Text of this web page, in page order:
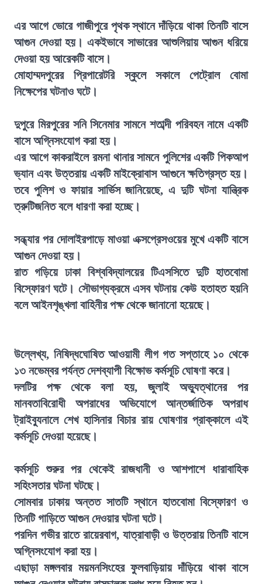
এর আগে ভোরে গাজীপুরে পৃথক স্থানে দাঁড়িয়ে থাকা তিনটি বাসে
আগুন দেওয়া হয়। একইভাবে সাভারের আশুলিয়ায় আগুন ধরিয়ে
দেওয়া হয় আরেকটি বাসে।
মোহাম্মদপুরের প্রিপারেটরি স্কুলে সকালে পেট্রোল বোমা
নিক্ষেপের ঘটনাও ঘটে।
দুপুরে মিরপুরের সনি সিনেমার সামনে শতাব্দী পরিবহন নামে একটি
বাসে অগ্নিসংযোগ করা হয়।
এর আগে কাকরাইলে রমনা থানার সামনে পুলিশের একটি পিকআপ
ভ্যান এবং উত্তরায় একটি মাইক্রোবাস আগুনে ক্ষতিগ্রস্ত হয়।
তবে পুলিশ ও ফায়ার সার্ভিস জানিয়েছে, এ দুটি ঘটনা যান্ত্রিক
ত্রুটিজনিত বলে ধারণা করা হচ্ছে।
সন্ধ্যার পর দোলাইরপাড়ে মাওয়া এক্সপ্রেসওয়ের মুখে একটি বাসে
আগুন দেওয়া হয়।
রাত গড়িয়ে ঢাকা বিশ্ববিদ্যালয়ের টিএসসিতে দুটি হাতবোমা
বিস্ফোরণ ঘটে। সৌভাগ্যক্রমে এসব ঘটনায় কেউ হতাহত হয়নি
বলে আইনশৃঙ্খলা বাহিনীর পক্ষ থেকে জানানো হয়েছে।
উল্লেখ্য, নিষিদ্ধঘোষিত আওয়ামী লীগ গত সপ্তাহে ১০ থেকে
১৩ নভেম্বর পর্যন্ত দেশব্যাপী বিক্ষোভ কর্মসূচি ঘোষণা করে।
দলটির পক্ষ থেকে বলা হয়, জুলাই অভ্যুত্থানের পর
মানবতাবিরোধী অপরাধের অভিযোগে আন্তর্জাতিক অপরাধ
ট্রাইব্যুনালে শেখ হাসিনার বিচার রায় ঘোষণার প্রাক্কালে এই
কর্মসূচি দেওয়া হয়েছে।
কর্মসূচি শুরুর পর থেকেই রাজধানী ও আশপাশে ধারাবাহিক
সহিংসতার ঘটনা ঘটছে।
সোমবার ঢাকায় অন্তত সাতটি স্থানে হাতবোমা বিস্ফোরণ ও
তিনটি গাড়িতে আগুন দেওয়ার ঘটনা ঘটে।
পরদিন গভীর রাতে রায়েরবাগ, যাত্রাবাড়ী ও উত্তরায় তিনটি বাসে
অগ্নিসংযোগ করা হয়।
এছাড়া মঙ্গলবার ময়মনসিংহের ফুলবাড়িয়ায় দাঁড়িয়ে থাকা বাসে